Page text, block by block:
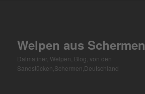
Welpen aus Schermen
Dalmatiner, Welpen, Blog, von den
Sandstücken,Schermen,Deutschland